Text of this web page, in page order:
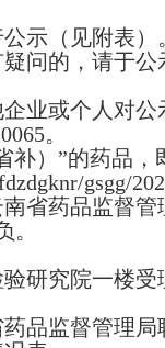
示（见附表）
问的，请于
业或个人对
。
补）”的药品
gsgg/
省药品监督
研究院一楼
品监督管理局